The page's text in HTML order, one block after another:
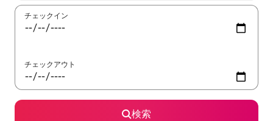
チェックイン
チェックアウト
検索